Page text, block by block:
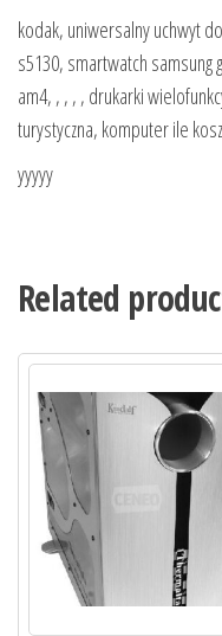
kodak, uniwersalny uchwyt
s5130, smartwatch samsung
am4, , , , , drukarki
turystyczna, komputer ile
yyyyy
Related